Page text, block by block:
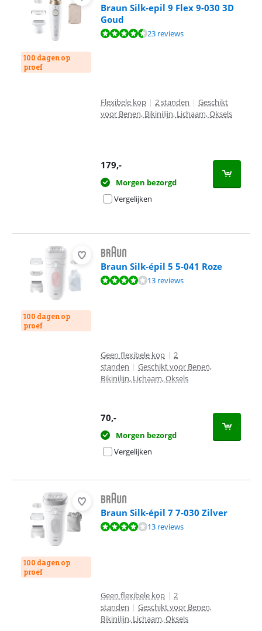
100 dagen op
proef
Braun Silk-epil 9 Flex 9-030 3D
Goud
Beoordeling is 8,7 van de 10, gebaseerd op 23 reviews.
23 reviews
Flexibele kop | 2 standen | Geschikt
voor Benen, Bikinilijn, Lichaam, Oksels
179,-
Morgen bezorgd
Vergelijken
100 dagen op
proef
Braun Silk-épil 5 5-041 Roze
Beoordeling is 8,2 van de 10, gebaseerd op 13 reviews.
13 reviews
Geen flexibele kop | 2
standen | Geschikt voor Benen,
Bikinilijn, Lichaam, Oksels
70,-
Morgen bezorgd
Vergelijken
100 dagen op
proef
Braun Silk-épil 7 7-030 Zilver
Beoordeling is 8,2 van de 10, gebaseerd op 13 reviews.
13 reviews
Geen flexibele kop | 2
standen | Geschikt voor Benen,
Bikinilijn, Lichaam, Oksels